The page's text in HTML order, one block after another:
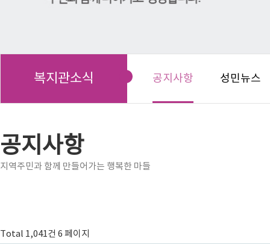
복지관소식 공지사항 성민뉴스
공지사항
지역주민과 함께 만들어가는 행복한 마들
Total 1,041건 6 페이지